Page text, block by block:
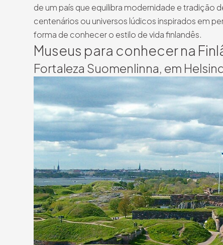
de um país que equilibra modernidade e tradição
centenários ou universos lúdicos inspirados em
forma de conhecer o estilo de vida finlandês.
Museus para conhecer na
Fortaleza Suomenlinna, em